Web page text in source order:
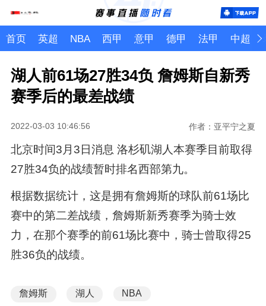
首页 英超 NBA 西甲 意甲 德甲 法甲 中超
湖人前61场27胜34负 詹姆斯自新秀
赛季后的最差战绩
2022-03-03 10:46:56 作者：亚平宁之夏
北京时间3月3日消息 洛杉矶湖人本赛季目前取得
27胜34负的战绩暂时排名西部第九。
根据数据统计，这是拥有詹姆斯的球队前61场比
赛中的第二差战绩，詹姆斯新秀赛季为骑士效
力，在那个赛季的前61场比赛中，骑士曾取得25
胜36负的战绩。
詹姆斯 湖人 NBA